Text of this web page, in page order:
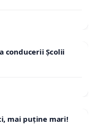
conducerii Școlii
mai puține mari!